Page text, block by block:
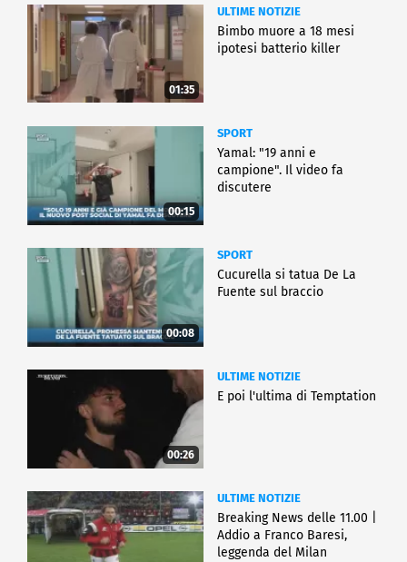
01:35
ULTIME NOTIZIE
Bimbo muore a 18 mesi
ipotesi batterio killer
00:15
SPORT
Yamal: "19 anni e
campione". Il video fa
discutere
00:08
SPORT
Cucurella si tatua De La
Fuente sul braccio
00:26
ULTIME NOTIZIE
E poi l'ultima di Temptation
ULTIME NOTIZIE
Breaking News delle 11.00 |
Addio a Franco Baresi,
leggenda del Milan